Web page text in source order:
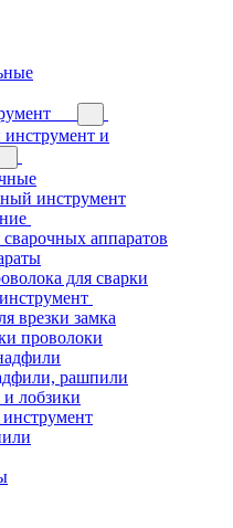
и
инструмент
аппаратов
для сварки
врезки замка
проволоки
рашпили
лобзики
инструмент